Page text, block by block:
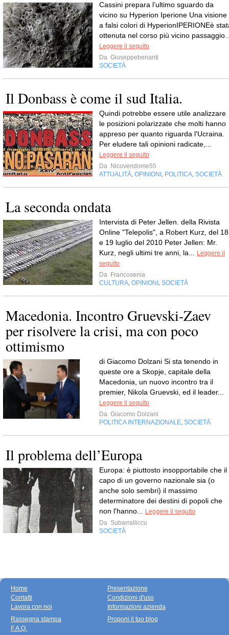
Cassini prepara l’ultimo sguardo da
vicino su Hyperion Iperione Una visione
a falsi colori di HyperionIPERIONEè
ottenuta nel corso più vicino
Leggere il seguito
Da Giuseppebenanti
SOCIETÀ
Il Donbass è come il sud Italia.
Quindi potrebbe essere utile analizzare
le posizioni polarizzate che molti hanno
appreso per quanto riguarda l'Ucraina.
Per eludere tali opinioni radicate,...
Leggere il seguito
Da Nicovendome55
ATTUALITÀ, OPINIONI , POLITICA, SOCIETÀ
La seconda ondata
Intervista di Peter Jellen. della Rivista
Online "Telepolis", a Robert Kurz, del 18
e 19 luglio del 2010 Peter Jellen: Mr.
Kurz, negli ultimi tre anni, la... Leggere il
seguito
Da Francosenia
CULTURA, OPINIONI , SOCIETÀ
Macedonia. Incontro Gruevski-Zaev
per risolvere la crisi, ma con poco
ottimismo
di Giacomo Dolzani Si sta tenendo in
queste ore a Skopje, capitale della
Macedonia, un nuovo incontro tra il
premier, Nikola Gruevski, ed il leader...
Leggere il seguito
Da Giacomo Dolzani
POLITICA INTERNAZIONALE, SOCIETÀ
Il problema dell’Europa
Europa: è piuttosto insopportabile che il
capo di un governo nazionale sia (o
anche solo sembri) il massimo
determinatore dei destini di popoli che
non l'hanno... Leggere il seguito
Da Subarralliccu
SOCIETÀ
Home
Contatti
Lavora con noi
Presentazione
Condizioni d'uso
Informazioni azienda
Rassegna stampa
F.A.Q.
Proponi il tuo blog